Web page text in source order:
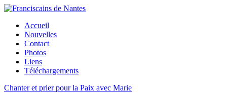
Accueil
Nouvelles
Contact
Photos
Liens
Téléchargements
Chanter et prier pour la Paix avec Marie